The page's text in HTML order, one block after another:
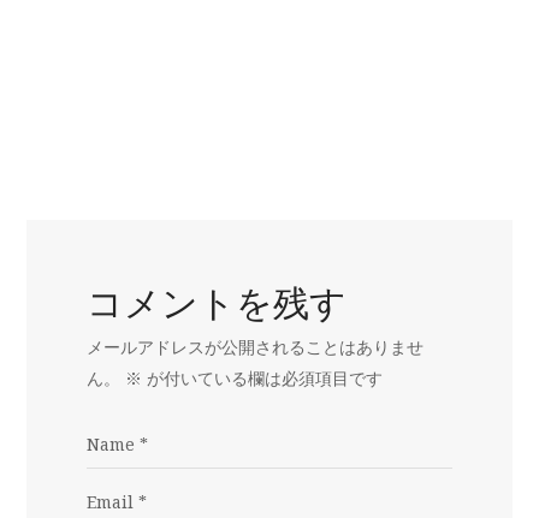
コメントを残す
メールアドレスが公開されることはありませ
ん。
※ が付いている欄は必須項目です